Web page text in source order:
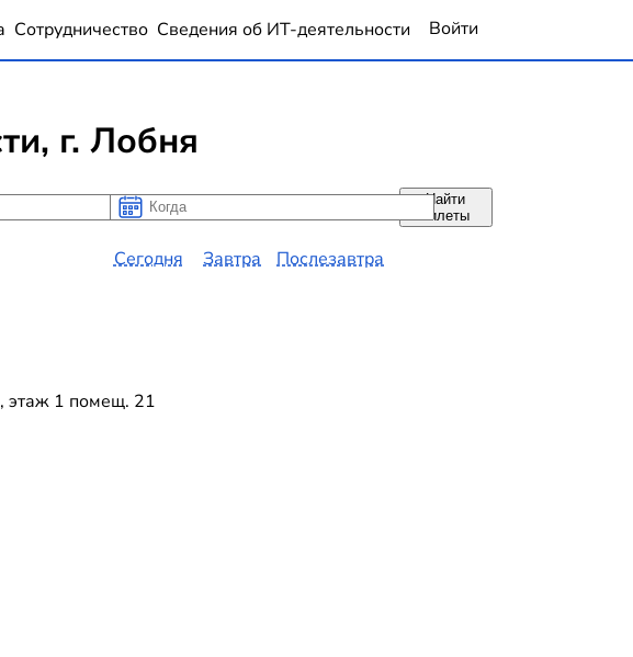
Сотрудничество Сведения об ИТ-деятельности Войти
г. Лобня
Когда
Когда
Сегодня Завтра Послезавтра
Найти
билеты
этаж 1 помещ. 21